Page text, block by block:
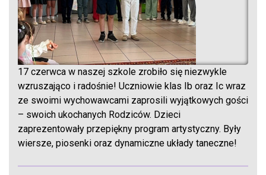
17 czerwca w naszej szkole zrobiło się niezwykle
wzruszająco i radośnie! Uczniowie klas Ib oraz Ic wraz
ze swoimi wychowawcami zaprosili wyjątkowych gości
– swoich ukochanych Rodziców. Dzieci
zaprezentowały przepiękny program artystyczny. Były
wiersze, piosenki oraz dynamiczne układy taneczne!